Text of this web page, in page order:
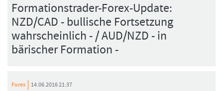
Formationstrader-Forex-Update:
NZD/CAD - bullische Fortsetzung
wahrscheinlich - / AUD/NZD - in
bärischer Formation -
Forex 14.06.2016 21:37